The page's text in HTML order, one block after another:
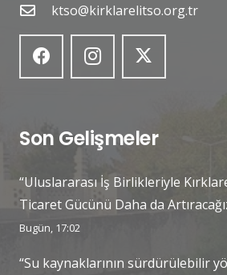
ktso@kirklarelitso.org.tr
Son Gelişmeler
“Uluslararası İş Birlikleriyle
Ticaret Gücünü Daha da
Bugün, 17:02
“Su kaynaklarının sürdürülebilir